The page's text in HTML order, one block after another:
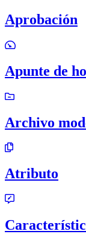
Aprobación
Apunte de
Archivo
Atributo